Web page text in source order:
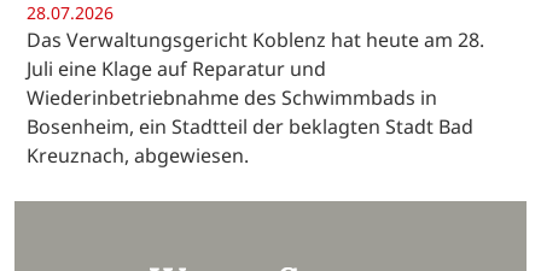
28.07.2026
Das Verwaltungsgericht Koblenz hat heute am 28.
Juli eine Klage auf Reparatur und
Wiederinbetriebnahme des Schwimmbads in
Bosenheim, ein Stadtteil der beklagten Stadt Bad
Kreuznach, abgewiesen.